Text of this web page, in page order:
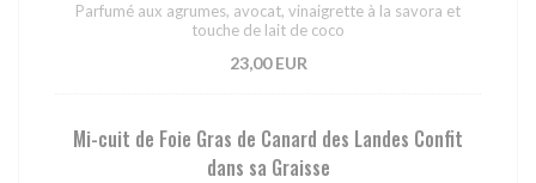
Parfumé aux agrumes, avocat, vinaigrette à la savora et
touche de lait de coco
23,00 EUR
Mi-cuit de Foie Gras de Canard des Landes Confit
dans sa Graisse